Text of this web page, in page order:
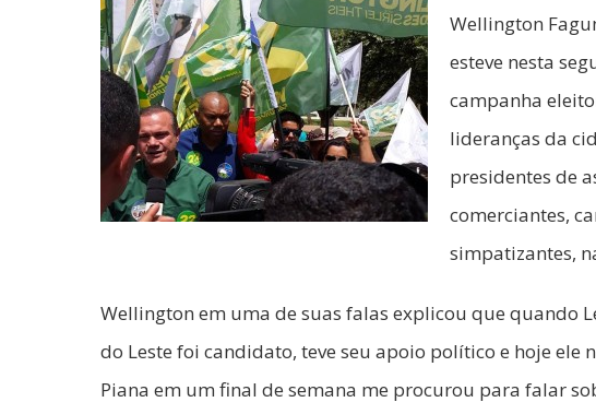
Wellington
esteve nesta
campanha
lideranças da
presidentes de
comerciantes,
simpatizantes,
Wellington em uma de suas falas explicou que quando
do Leste foi candidato, teve seu apoio político e hoje ele
Piana em um final de semana me procurou para falar